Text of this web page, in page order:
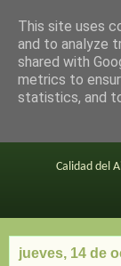
en bici
Este blog
Calidad del
jueves, 14 de
This site uses
and to analyze
shared with
metrics to
statistics, and